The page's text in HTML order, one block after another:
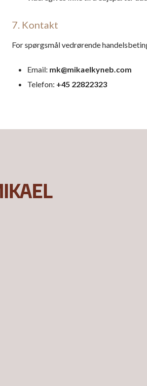
7. Kontakt
For spørgsmål vedrørende
Email: mk@mikaelkyneb.com
Telefon: +45 22822323​